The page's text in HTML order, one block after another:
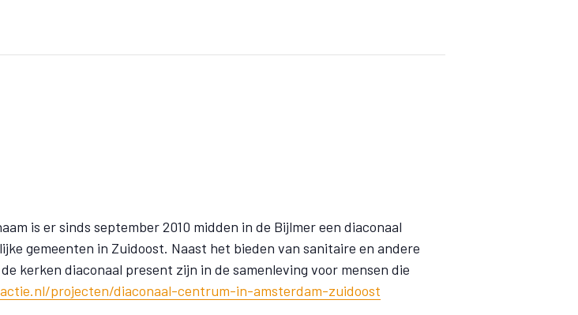
is er sinds september 2010 midden in de Bijlmer een diaconaal
gemeenten in Zuidoost. Naast het bieden van sanitaire en andere
kerken diaconaal present zijn in de samenleving voor mensen die
projecten/diaconaal-centrum-in-amsterdam-zuidoost